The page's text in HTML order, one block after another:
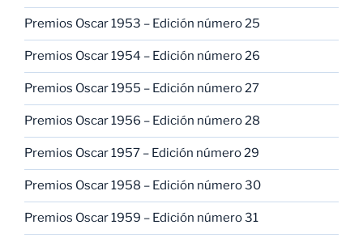
Premios Oscar 1953 – Edición número 25
Premios Oscar 1954 – Edición número 26
Premios Oscar 1955 – Edición número 27
Premios Oscar 1956 – Edición número 28
Premios Oscar 1957 – Edición número 29
Premios Oscar 1958 – Edición número 30
Premios Oscar 1959 – Edición número 31